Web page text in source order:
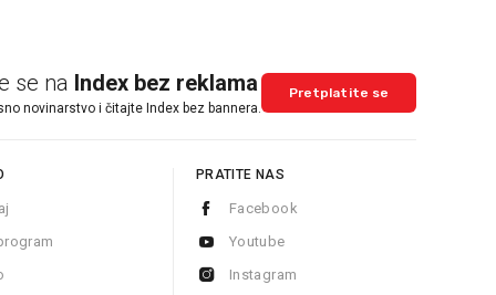
se na Index bez reklama
novinarstvo i čitajte Index bez bannera.
Pretplatite se
PRATITE NAS
Facebook
Youtube
Instagram